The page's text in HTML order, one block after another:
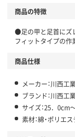
商品の特徴
●足の甲と足首にズ
フィットタイプの作
商品仕様
メーカー：川西工業
ブランド：川西工業
サイズ：25．0cm
素材：綿・ポリエ